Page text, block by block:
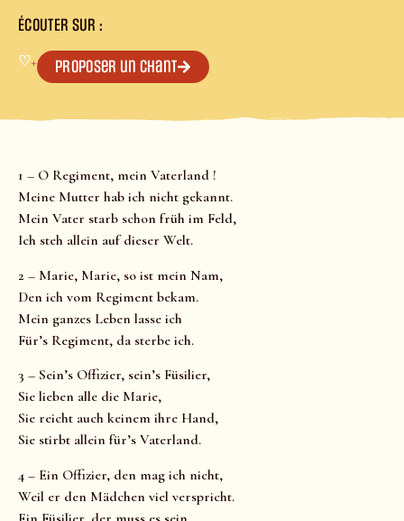
ÉCOUTER SUR :
♡+ Proposer un chant
1 – O Regiment, mein Vaterland !
Meine Mutter hab ich nicht gekannt.
Mein Vater starb schon früh im Feld,
Ich steh allein auf dieser Welt.
2 – Marie, Marie, so ist mein Nam,
Den ich vom Regiment bekam.
Mein ganzes Leben lasse ich
Für’s Regiment, da sterbe ich.
3 – Sein’s Offizier, sein’s Füsilier,
Sie lieben alle die Marie,
Sie reicht auch keinem ihre Hand,
Sie stirbt allein für’s Vaterland.
4 – Ein Offizier, den mag ich nicht,
Weil er den Mädchen viel verspricht.